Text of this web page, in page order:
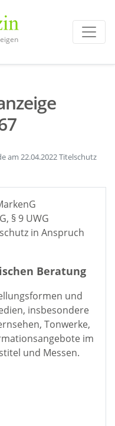
am 22.04.2022 Titelschutz
§ 9 UWG
in Anspruch
Beratung
und
insbesondere
Tonwerke,
im
und Messen.